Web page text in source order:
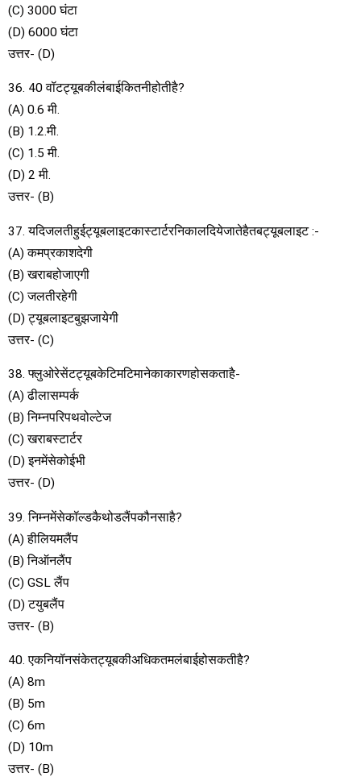
(C) 3000 घंटा
(D) 6000 घंटा
उत्तर- (D)
36. 40 वॉटट्यूबकीलंबाईकितनीहोतीहै?
(A) 0.6 मी.
(B) 1.2.मी.
(C) 1.5 मी.
(D) 2 मी.
उत्तर- (B)
37. यदिजलतीहुईट्यूबलाइटकास्टार्टरनिकालदियेजातेहैतबट्यूबलाइट :-
(A) कमप्रकाशदेगी
(B) खराबहोजाएगी
(C) जलतीरहेगी
(D) ट्यूबलाइटबुझजायेगी
उत्तर- (C)
38. फ्लुओरेसेंटट्यूबकेटिमटिमानेकाकारणहोसकताहै-
(A) ढीलासम्पर्क
(B) निम्नपरिपथवोल्टेज
(C) खराबस्टार्टर
(D) इनमेंसेकोईभी
उत्तर- (D)
39. निम्नमेंसेकॉल्डकैथोडलैंपकौनसाहै?
(A) हीलियमलैंप
(B) निऑनलैंप
(C) GSL लैंप
(D) टयुबलैंप
उत्तर- (B)
40. एकनियॉनसंकेतट्यूबकीअधिकतमलंबाईहोसकतीहै?
(A) 8m
(B) 5m
(C) 6m
(D) 10m
उत्तर- (B)